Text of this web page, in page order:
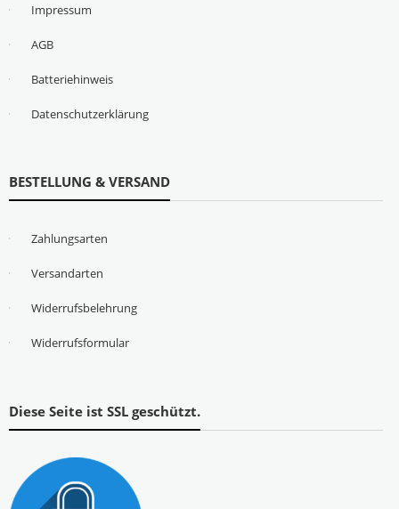
Impressum
AGB
Batteriehinweis
Datenschutzerklärung
BESTELLUNG & VERSAND
Zahlungsarten
Versandarten
Widerrufsbelehrung
Widerrufsformular
Diese Seite ist SSL geschützt.